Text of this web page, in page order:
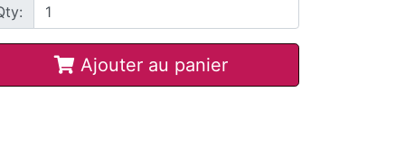
Ajouter au panier